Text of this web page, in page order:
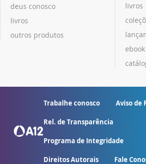
deus conosco
livros
outros produtos
livros
ebook
Trabalhe conosco Aviso de
Rel. de Transparência
Programa de Integridade
Direitos Autorais Fale